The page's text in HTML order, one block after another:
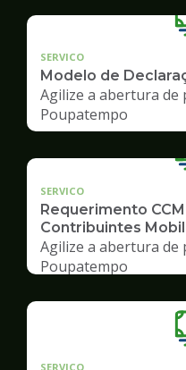
SERVICO
Modelo de
Agilize a abertura de
Poupatempo
SERVICO
Requerimento
Contribuintes
Agilize a abertura de
Poupatempo
SERVICO